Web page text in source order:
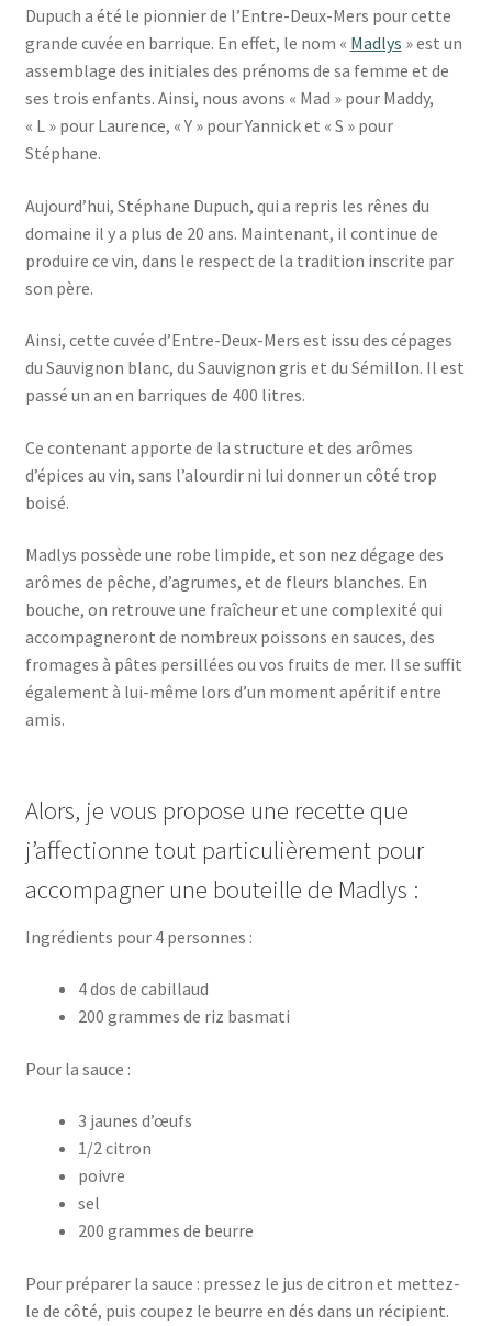
Dupuch a été le pionnier de l’Entre-Deux-Mers pour cette
grande cuvée en barrique. En effet, le nom « Madlys » est un
assemblage des initiales des prénoms de sa femme et de
ses trois enfants. Ainsi, nous avons « Mad » pour Maddy,
« L » pour Laurence, « Y » pour Yannick et « S » pour
Stéphane.
Aujourd’hui, Stéphane Dupuch, qui a repris les rênes du
domaine il y a plus de 20 ans. Maintenant, il continue de
produire ce vin, dans le respect de la tradition inscrite par
son père.
Ainsi, cette cuvée d’Entre-Deux-Mers est issu des cépages
du Sauvignon blanc, du Sauvignon gris et du Sémillon. Il est
passé un an en barriques de 400 litres.
Ce contenant apporte de la structure et des arômes
d’épices au vin, sans l’alourdir ni lui donner un côté trop
boisé.
Madlys possède une robe limpide, et son nez dégage des
arômes de pêche, d’agrumes, et de fleurs blanches. En
bouche, on retrouve une fraîcheur et une complexité qui
accompagneront de nombreux poissons en sauces, des
fromages à pâtes persillées ou vos fruits de mer. Il se suffit
également à lui-même lors d’un moment apéritif entre
amis.
Alors, je vous propose une recette que
j’affectionne tout particulièrement pour
accompagner une bouteille de Madlys :
Ingrédients pour 4 personnes :
4 dos de cabillaud
200 grammes de riz basmati
Pour la sauce :
3 jaunes d’œufs
1/2 citron
poivre
sel
200 grammes de beurre
Pour préparer la sauce : pressez le jus de citron et mettez-
le de côté, puis coupez le beurre en dés dans un récipient.